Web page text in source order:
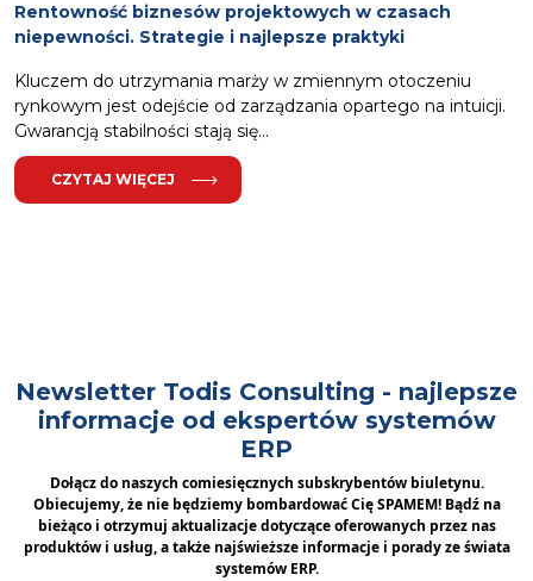
Rentowność biznesów projektowych w czasach
niepewności. Strategie i najlepsze praktyki
Kluczem do utrzymania marży w zmiennym otoczeniu
rynkowym jest odejście od zarządzania opartego na intuicji.
Gwarancją stabilności stają się...
CZYTAJ WIĘCEJ
Newsletter Todis Consulting - najlepsze
informacje od ekspertów systemów
ERP
Dołącz do naszych comiesięcznych subskrybentów biuletynu.
Obiecujemy, że nie będziemy bombardować Cię SPAMEM! Bądź na
bieżąco i otrzymuj aktualizacje dotyczące oferowanych przez nas
produktów i usług, a także najświeższe informacje i porady ze świata
systemów ERP.